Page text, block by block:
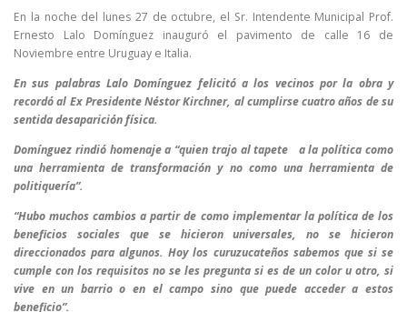
En la noche del lunes 27 de octubre, el Sr. Intendente Municipal Prof.
Ernesto Lalo Domínguez inauguró el pavimento de calle 16 de
Noviembre entre Uruguay e Italia.
En sus palabras Lalo Domínguez felicitó a los vecinos por la obra y
recordó al Ex Presidente Néstor Kirchner, al cumplirse cuatro años de su
sentida desaparición física.
Domínguez rindió homenaje a “quien trajo al tapete a la política como
una herramienta de transformación y no como una herramienta de
politiquería”.
“Hubo muchos cambios a partir de como implementar la política de los
beneficios sociales que se hicieron universales, no se hicieron
direccionados para algunos. Hoy los curuzucateños sabemos que si se
cumple con los requisitos no se les pregunta si es de un color u otro, si
vive en un barrio o en el campo sino que puede acceder a estos
beneficio”.